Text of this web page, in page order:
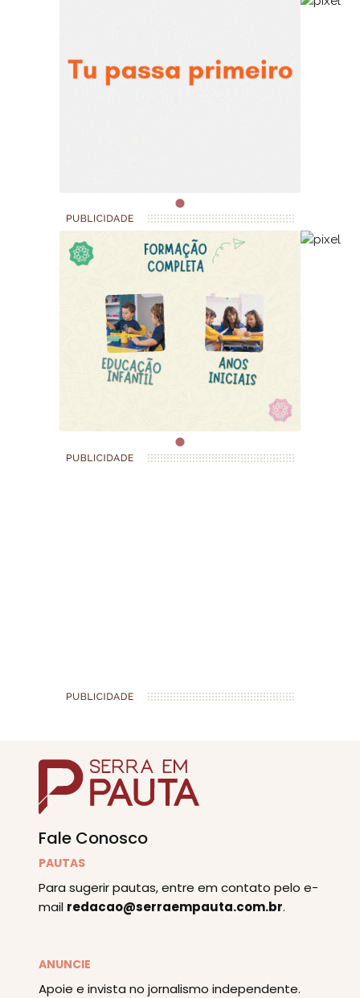
Fale Conosco
PAUTAS
Para sugerir pautas, entre em contato pelo e-
mail redacao@serraempauta.com.br.
ANUNCIE
Apoie e invista no jornalismo independente.